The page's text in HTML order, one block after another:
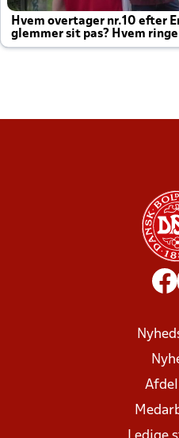
Hvem overtager nr.10 efter
glemmer sit pas? Hvem
altid til efter kampe?